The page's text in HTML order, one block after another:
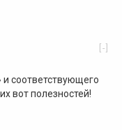
[-]
и соответствующего
вот полезностей!